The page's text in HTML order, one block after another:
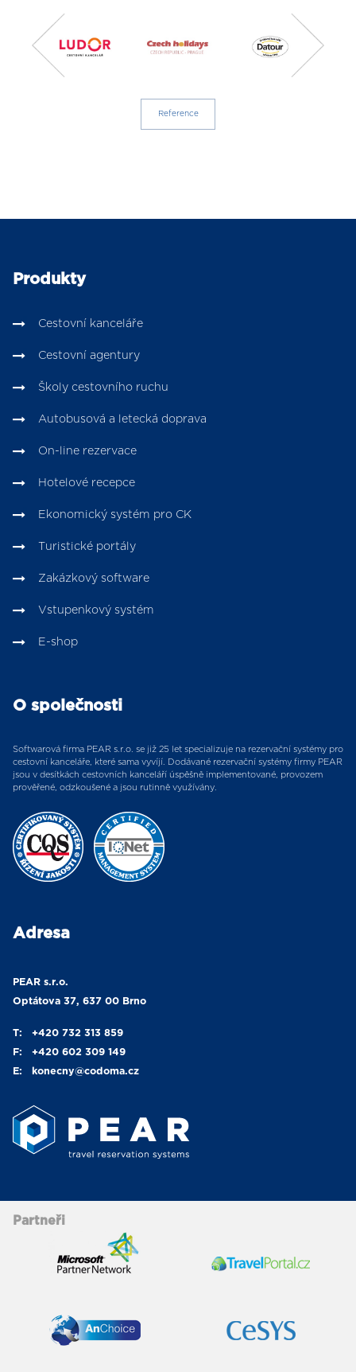
Reference
Produkty
Cestovní kanceláře
Cestovní agentury
Školy cestovního ruchu
Autobusová a letecká doprava
On-line rezervace
Hotelové recepce
Ekonomický systém pro CK
Turistické portály
Zakázkový software
Vstupenkový systém
E-shop
O společnosti
Softwarová firma PEAR s.r.o. se již 25 let specializuje na rezervační systémy pro
cestovní kanceláře, které sama vyvíjí. Dodávané rezervační systémy firmy PEAR
jsou v desítkách cestovních kanceláří úspěšně implementované, provozem
prověřené, odzkoušené a jsou rutinně využívány.
Adresa
PEAR s.r.o.
Optátova 37, 637 00 Brno
T:
+420 732 313 859
F:
+420 602 309 149
E:
konecny@codoma.cz
Partneři